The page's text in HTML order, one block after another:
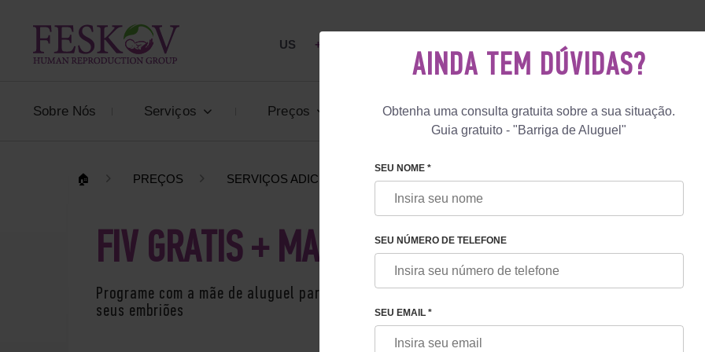
US +1 844 892 78 00
Sobre Nós Serviços Preços Comentários Blog Programas
🏠 PREÇOS SERVIÇOS ADICIONAS FIV GRÁTIS + MÃE SUBSTITUTE
FIV GRÁTIS + MÃE SUBSTITUTE
Programe com a mãe de aluguel para a transferência de
seus embriões
AINDA TEM DÚVIDAS?
Obtenha uma consulta gratuita sobre a sua situação.
Guia gratuito - "Barriga de Aluguel"
SEU NOME *
SEU NÚMERO DE TELEFONE
SEU EMAIL *